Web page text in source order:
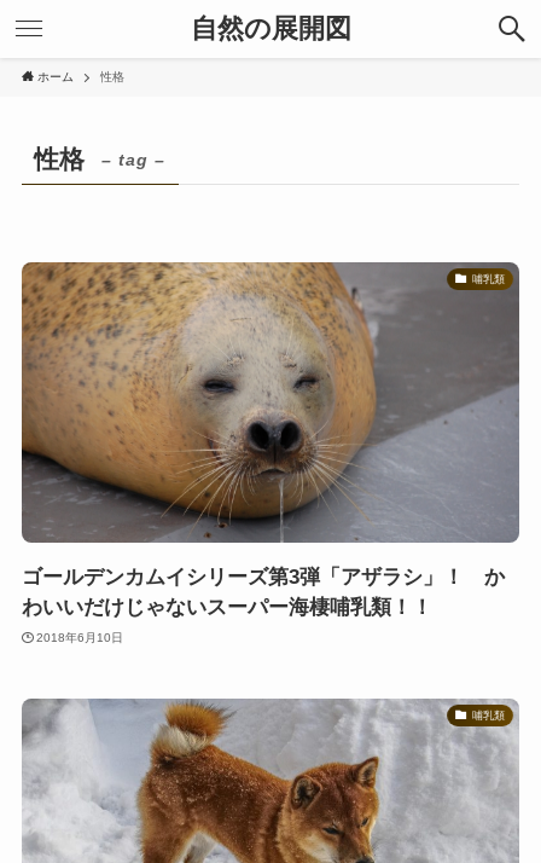
自然の展開図
ホーム 性格
性格 – tag –
哺乳類
ゴールデンカムイシリーズ第3弾「アザラシ」！ か
わいいだけじゃないスーパー海棲哺乳類！！
2018年6月10日
哺乳類